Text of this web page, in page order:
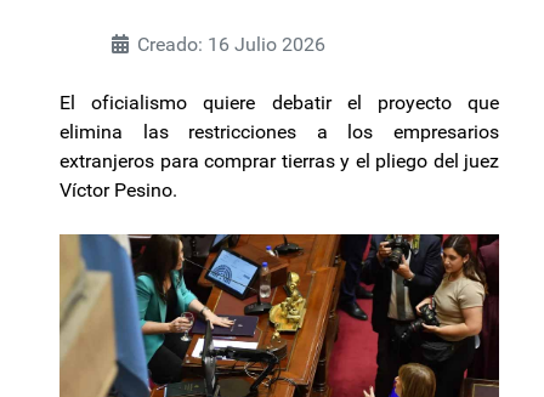
Creado: 16 Julio 2026
El oficialismo quiere debatir el proyecto que
elimina las restricciones a los empresarios
extranjeros para comprar tierras y el pliego del juez
Víctor Pesino.